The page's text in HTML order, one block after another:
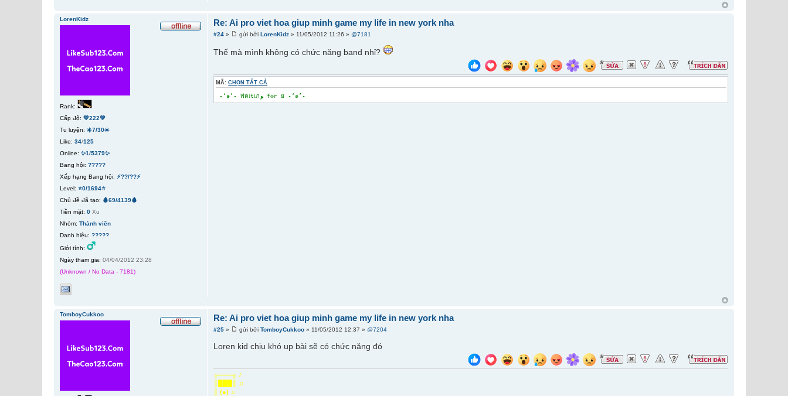
Re: Ai pro viet hoa giup minh game my life in new york nha
#24 » gửi bởiLorenKidz » 11/05/2012 11:26 »@7181
Thế mà mình không có chức năng band nhỉ?
MÃ:CHỌN TẤT CẢ
-‘๑’- ฬคเtเภﻮ Ŧ๏г ย -‘๑’-
LorenKidz
Rank:
Cấp độ: 💚222💚
Tu luyện: ☀️7/30☀️
Like: 34/125
Online: ✨1/5379✨
Bang hội: ?????
Xếp hạng Bang hội: ⚡??/??⚡
Level: ⭐0/1694⭐
Chủ đề đã tạo: 🩸69/4139🩸
Tiền mặt: 0 Xu
Nhóm: Thành viên
Danh hiệu: ?????
Giới tính:
Ngày tham gia: 04/04/2012 23:28
(Unknown / No Data - 7181)
Re: Ai pro viet hoa giup minh game my life in new york nha
#25 » gửi bởiTomboyCukkoo » 11/05/2012 12:37 »@7204
Loren kid chịu khó up bài sẽ có chức năng đó
╔═══╗ ♪
║███║ ♫
║ (●) ♫
TomboyCukkoo